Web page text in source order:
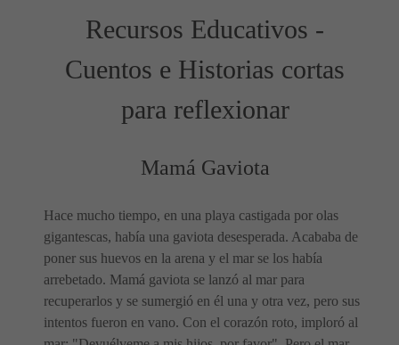
Recursos Educativos -
Cuentos e Historias cortas
para reflexionar
Mamá Gaviota
Hace mucho tiempo, en una playa castigada por olas
gigantescas, había una gaviota desesperada. Acababa de
poner sus huevos en la arena y el mar se los había
arrebetado. Mamá gaviota se lanzó al mar para
recuperarlos y se sumergió en él una y otra vez, pero sus
intentos fueron en vano. Con el corazón roto, imploró al